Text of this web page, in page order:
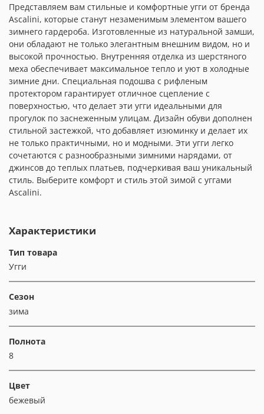
Представляем вам стильные и комфортные угги от бренда
Ascalini, которые станут незаменимым элементом вашего
зимнего гардероба. Изготовленные из натуральной замши,
они обладают не только элегантным внешним видом, но и
высокой прочностью. Внутренняя отделка из шерстяного
меха обеспечивает максимальное тепло и уют в холодные
зимние дни. Специальная подошва с рифленым
протектором гарантирует отличное сцепление с
поверхностью, что делает эти угги идеальными для
прогулок по заснеженным улицам. Дизайн обуви дополнен
стильной застежкой, что добавляет изюминку и делает их
не только практичными, но и модными. Эти угги легко
сочетаются с разнообразными зимними нарядами, от
джинсов до теплых платьев, подчеркивая ваш уникальный
стиль. Выберите комфорт и стиль этой зимой с уггами
Ascalini.
Характеристики
Тип товара
Угги
Сезон
зима
Полнота
8
Цвет
бежевый